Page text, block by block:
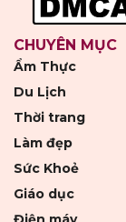
CHUYÊN MỤC
Ẩm Thực
Du Lịch
Thời trang
Làm đẹp
Sức Khoẻ
Giáo dục